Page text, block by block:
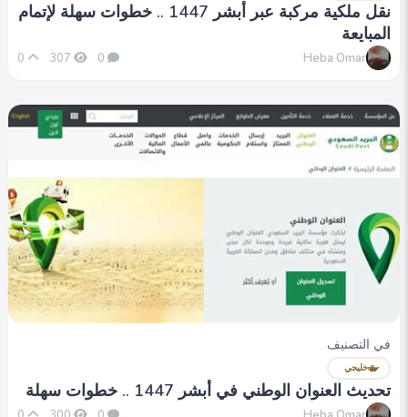
نقل ملكية مركبة عبر أبشر 1447 .. خطوات سهلة لإتمام
المبايعة
Heba Omar
0
307
في التصنيف
خليجي
تحديث العنوان الوطني في أبشر 1447 .. خطوات سهلة